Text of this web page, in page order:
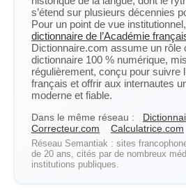
s’étend sur plusieurs décennies
Pour un point de vue
dictionnaire de l’Académie
Dictionnaire.com assume un rôle
dictionnaire 100 % numérique,
régulièrement, conçu pour suivre
français et offrir aux internautes
moderne et fiable.
Dans le même réseau :
Correcteur.com
Calculatrice.com
Réseau Semantiak : sites
de 20 ans, cités par de nombreux
institutions publiques.